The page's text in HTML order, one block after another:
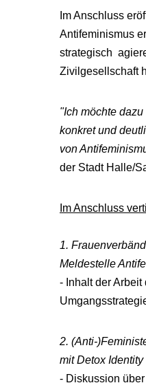
Im Anschluss
Antifeminismus
strategisch
Zivilgesellschaft
"Ich möchte
konkret und
von
der Stadt Halle/
Im Anschluss
1.
Meldestelle
- Inhalt der
2. (Anti-
mit Detox Identity
- Diskussion